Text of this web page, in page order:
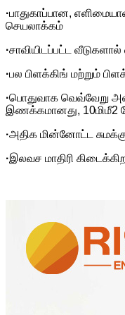
·பாதுகாப்பான,
செயலாக்கம்
·சாவியிடப்பட்ட
·பல பிளக்கிங் மற்றும்
·பொதுவாக வெவ்வேறு
இணக்கமானது, 10மிமீ2
·அதிக மின்னோட்ட
·இலவச மாதிரி